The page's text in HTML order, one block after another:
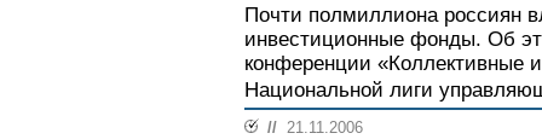
Почти полмиллиона россиян
инвестиционные фонды. Об
конференции «Коллективные
Национальной лиги
// 21.11.2006